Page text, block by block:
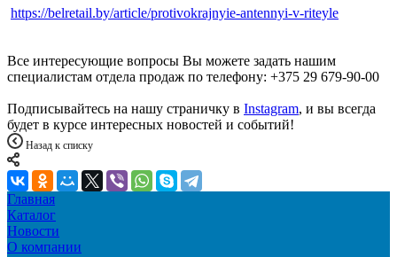
https://belretail.by/article/protivokrajnyie-antennyi-v-riteyle
Все интересующие вопросы Вы можете задать нашим
специалистам отдела продаж по телефону: +375 29 679-90-00
Подписывайтесь на нашу страничку в Instagram, и вы всегда
будет в курсе интересных новостей и событий!
Назад к списку
Главная
Каталог
Новости
О компании